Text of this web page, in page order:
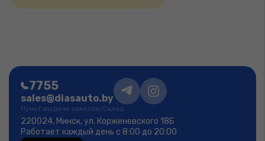
7755
sales@diasauto.by
Пункт выдачи заказов/Склад
220024, Минск, ул. Корженевского 18Б
Работает каждый день с 8:00 до 20:00